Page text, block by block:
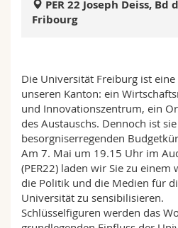
Math.-Nat. und Med. Fak.
Mitarbeitende
Webmail
MyUnifr
PER 22 Joseph Deiss, Bd
Fribourg
Die Universität Freiburg ist
unseren Kanton: ein
und Innovationszentrum, ein
des Austauschs. Dennoch ist
besorgniserregenden
Am 7. Mai um 19.15 Uhr im
(PER22) laden wir Sie zu
die Politik und die Medien für
Universität zu sensibilisieren.
Schlüsselfiguren werden das